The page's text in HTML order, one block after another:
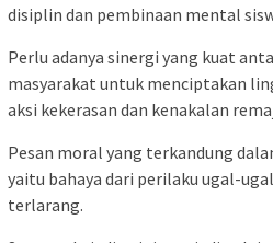
disiplin dan pembinaan mental
Perlu adanya sinergi yang kuat
masyarakat untuk menciptakan
aksi kekerasan dan kenakalan
Pesan moral yang terkandung
yaitu bahaya dari perilaku ugal-
terlarang.